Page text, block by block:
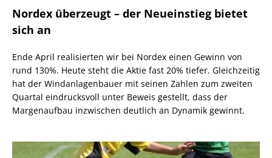
Nordex überzeugt – der Neueinstieg bietet
sich an
Ende April realisierten wir bei Nordex einen Gewinn von
rund 130%. Heute steht die Aktie fast 20% tiefer. Gleichzeitig
hat der Windanlagenbauer mit seinen Zahlen zum zweiten
Quartal eindrucksvoll unter Beweis gestellt, dass der
Margenaufbau inzwischen deutlich an Dynamik gewinnt.